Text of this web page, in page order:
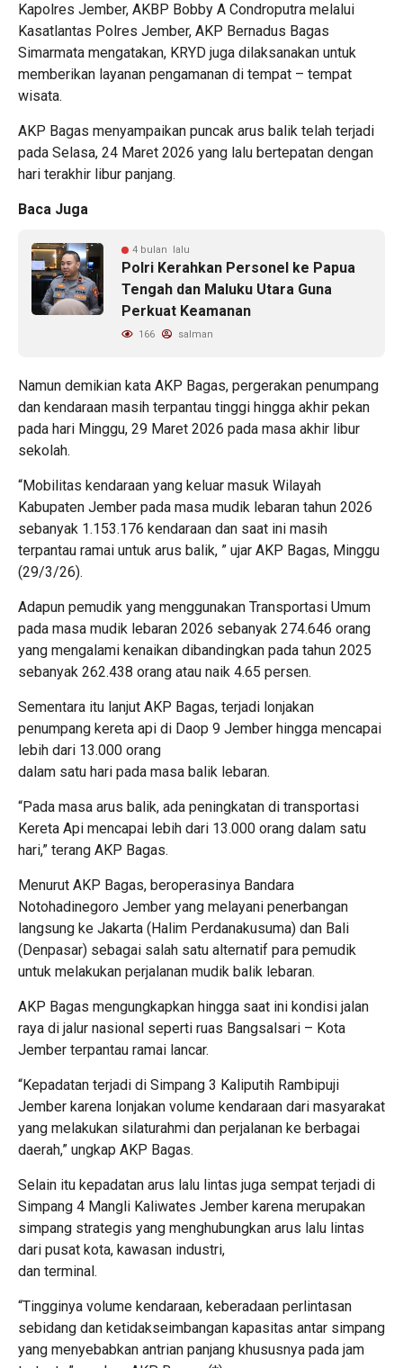
Kapolres Jember, AKBP Bobby A Condroputra melalui
Kasatlantas Polres Jember, AKP Bernadus Bagas
Simarmata mengatakan, KRYD juga dilaksanakan untuk
memberikan layanan pengamanan di tempat – tempat
wisata.
AKP Bagas menyampaikan puncak arus balik telah terjadi
pada Selasa, 24 Maret 2026 yang lalu bertepatan dengan
hari terakhir libur panjang.
Baca Juga
4 bulan lalu
Polri Kerahkan Personel ke Papua
Tengah dan Maluku Utara Guna
Perkuat Keamanan
166 salman
Namun demikian kata AKP Bagas, pergerakan penumpang
dan kendaraan masih terpantau tinggi hingga akhir pekan
pada hari Minggu, 29 Maret 2026 pada masa akhir libur
sekolah.
“Mobilitas kendaraan yang keluar masuk Wilayah
Kabupaten Jember pada masa mudik lebaran tahun 2026
sebanyak 1.153.176 kendaraan dan saat ini masih
terpantau ramai untuk arus balik, ” ujar AKP Bagas, Minggu
(29/3/26).
Adapun pemudik yang menggunakan Transportasi Umum
pada masa mudik lebaran 2026 sebanyak 274.646 orang
yang mengalami kenaikan dibandingkan pada tahun 2025
sebanyak 262.438 orang atau naik 4.65 persen.
Sementara itu lanjut AKP Bagas, terjadi lonjakan
penumpang kereta api di Daop 9 Jember hingga mencapai
lebih dari 13.000 orang
dalam satu hari pada masa balik lebaran.
“Pada masa arus balik, ada peningkatan di transportasi
Kereta Api mencapai lebih dari 13.000 orang dalam satu
hari,” terang AKP Bagas.
Menurut AKP Bagas, beroperasinya Bandara
Notohadinegoro Jember yang melayani penerbangan
langsung ke Jakarta (Halim Perdanakusuma) dan Bali
(Denpasar) sebagai salah satu alternatif para pemudik
untuk melakukan perjalanan mudik balik lebaran.
AKP Bagas mengungkapkan hingga saat ini kondisi jalan
raya di jalur nasional seperti ruas Bangsalsari – Kota
Jember terpantau ramai lancar.
“Kepadatan terjadi di Simpang 3 Kaliputih Rambipuji
Jember karena lonjakan volume kendaraan dari masyarakat
yang melakukan silaturahmi dan perjalanan ke berbagai
daerah,” ungkap AKP Bagas.
Selain itu kepadatan arus lalu lintas juga sempat terjadi di
Simpang 4 Mangli Kaliwates Jember karena merupakan
simpang strategis yang menghubungkan arus lalu lintas
dari pusat kota, kawasan industri,
dan terminal.
“Tingginya volume kendaraan, keberadaan perlintasan
sebidang dan ketidakseimbangan kapasitas antar simpang
yang menyebabkan antrian panjang khususnya pada jam